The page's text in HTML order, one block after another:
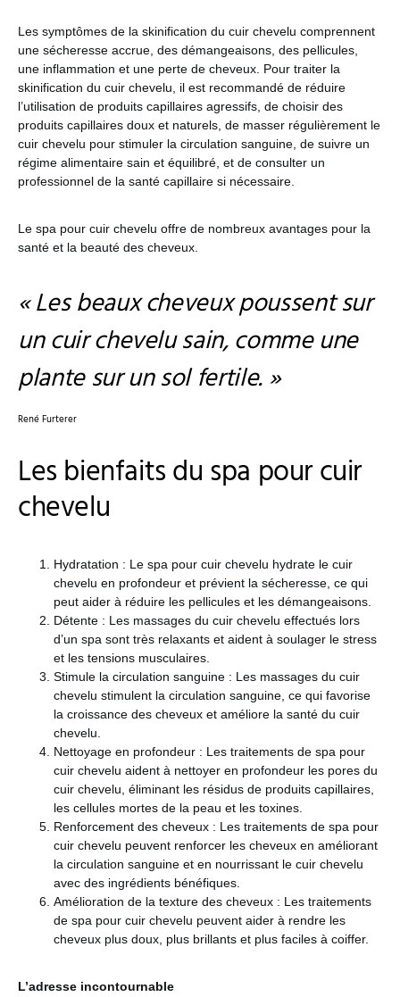
Les symptômes de la skinification du cuir chevelu comprennent
une sécheresse accrue, des démangeaisons, des pellicules,
une inflammation et une perte de cheveux. Pour traiter la
skinification du cuir chevelu, il est recommandé de réduire
l’utilisation de produits capillaires agressifs, de choisir des
produits capillaires doux et naturels, de masser régulièrement le
cuir chevelu pour stimuler la circulation sanguine, de suivre un
régime alimentaire sain et équilibré, et de consulter un
professionnel de la santé capillaire si nécessaire.
Le spa pour cuir chevelu offre de nombreux avantages pour la
santé et la beauté des cheveux.
« Les beaux cheveux poussent sur
un cuir chevelu sain, comme une
plante sur un sol fertile. »
René Furterer
Les bienfaits du spa pour cuir
chevelu
Hydratation : Le spa pour cuir chevelu hydrate le cuir
chevelu en profondeur et prévient la sécheresse, ce qui
peut aider à réduire les pellicules et les démangeaisons.
Détente : Les massages du cuir chevelu effectués lors
d’un spa sont très relaxants et aident à soulager le stress
et les tensions musculaires.
Stimule la circulation sanguine : Les massages du cuir
chevelu stimulent la circulation sanguine, ce qui favorise
la croissance des cheveux et améliore la santé du cuir
chevelu.
Nettoyage en profondeur : Les traitements de spa pour
cuir chevelu aident à nettoyer en profondeur les pores du
cuir chevelu, éliminant les résidus de produits capillaires,
les cellules mortes de la peau et les toxines.
Renforcement des cheveux : Les traitements de spa pour
cuir chevelu peuvent renforcer les cheveux en améliorant
la circulation sanguine et en nourrissant le cuir chevelu
avec des ingrédients bénéfiques.
Amélioration de la texture des cheveux : Les traitements
de spa pour cuir chevelu peuvent aider à rendre les
cheveux plus doux, plus brillants et plus faciles à coiffer.
L’adresse incontournable